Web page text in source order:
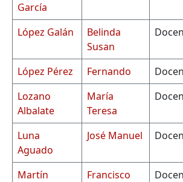
García
López Galán
Belinda
Susan
López Pérez Fernando
Lozano
Albalate
María
Teresa
Luna
Aguado
José Manuel
Martín
Francisco